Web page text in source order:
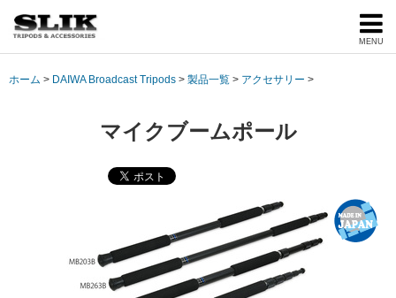
MENU
ホーム DAIWA Broadcast Tripods 製品一覧 アクセサリー
マイクブームポール